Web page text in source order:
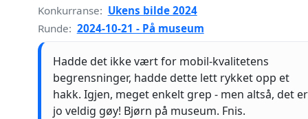
Konkurranse: Ukens bilde 2024
Runde: 2024-10-21 - På museum
Hadde det ikke vært for mobil-kvalitetens
begrensninger, hadde dette lett rykket opp et
hakk. Igjen, meget enkelt grep - men altså, det er
jo veldig gøy! Bjørn på museum. Fnis.